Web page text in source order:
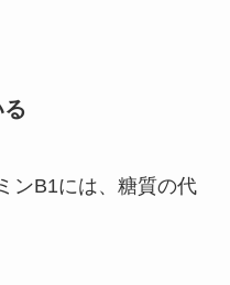
ンB1には、糖質の代